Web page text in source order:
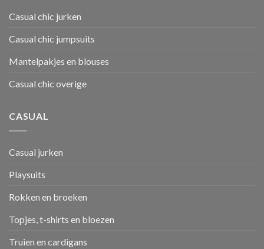
Casual chic jurken
Casual chic jumpsuits
Mantelpakjes en blouses
Casual chic overige
CASUAL
Casual jurken
Playsuits
Rokken en broeken
Topjes, t-shirts en bloezen
Truien en cardigans